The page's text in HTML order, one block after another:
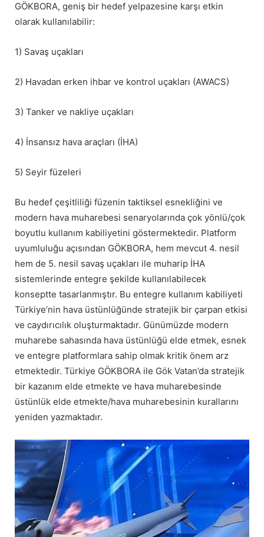
GÖKBORA, geniş bir hedef yelpazesine karşı etkin
olarak kullanılabilir:
1) Savaş uçakları
2) Havadan erken ihbar ve kontrol uçakları (AWACS)
3) Tanker ve nakliye uçakları
4) İnsansız hava araçları (İHA)
5) Seyir füzeleri
Bu hedef çeşitliliği füzenin taktiksel esnekliğini ve
modern hava muharebesi senaryolarında çok yönlü/çok
boyutlu kullanım kabiliyetini göstermektedir. Platform
uyumluluğu açısından GÖKBORA, hem mevcut 4. nesil
hem de 5. nesil savaş uçakları ile muharip İHA
sistemlerinde entegre şekilde kullanılabilecek
konseptte tasarlanmıştır. Bu entegre kullanım kabiliyeti
Türkiye’nin hava üstünlüğünde stratejik bir çarpan etkisi
ve caydırıcılık oluşturmaktadır. Günümüzde modern
muharebe sahasında hava üstünlüğü elde etmek, esnek
ve entegre platformlara sahip olmak kritik önem arz
etmektedir. Türkiye GÖKBORA ile Gök Vatan’da stratejik
bir kazanım elde etmekte ve hava muharebesinde
üstünlük elde etmekte/hava muharebesinin kurallarını
yeniden yazmaktadır.